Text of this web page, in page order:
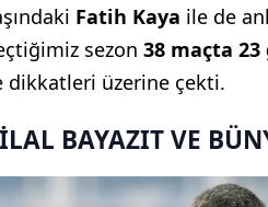
Fatih Kaya ile de
sezon 38 maçta
dikkatleri üzerine çekti.
BAYAZIT VE